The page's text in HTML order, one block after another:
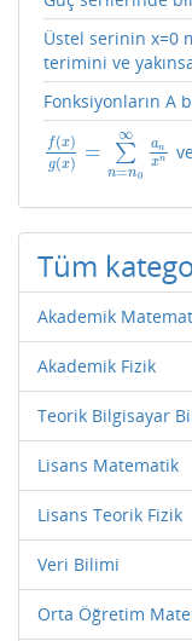
Üstel serinin x=0
terimini ve
Fonksiyonların A
f(x)
g(x) = ∑
n=n0
∞
an
xn
f(x)g x)= n = 0∞ an
Tüm
Akademik
Akademik Fizik
Teorik Bilgisayar
Lisans Matematik
Lisans Teorik Fizik
Veri Bilimi
Orta Öğretim